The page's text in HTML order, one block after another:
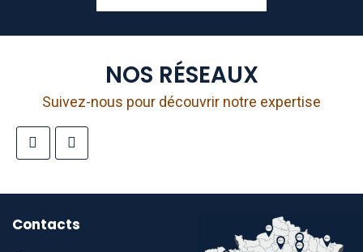
NOS RÉSEAUX
Suivez-nous pour découvrir notre expertise
Contacts